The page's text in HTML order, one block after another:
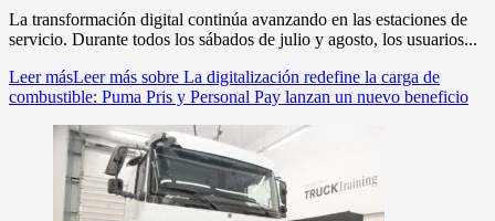
La transformación digital continúa avanzando en las estaciones de
servicio. Durante todos los sábados de julio y agosto, los usuarios...
Leer másLeer más sobre La digitalización redefine la carga de
combustible: Puma Pris y Personal Pay lanzan un nuevo beneficio